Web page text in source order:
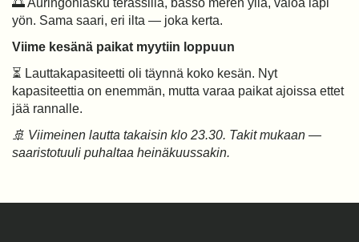
🌅 Auringonlasku terassilla, basso meren yllä, valoa läpi
yön. Sama saari, eri ilta — joka kerta.
Viime kesänä paikat myytiin loppuun
⏳ Lauttakapasiteetti oli täynnä koko kesän. Nyt
kapasiteettia on enemmän, mutta varaa paikat ajoissa ettet
jää rannalle.
🚢 Viimeinen lautta takaisin klo 23.30. Takit mukaan —
saaristotuuli puhaltaa heinäkuussakin.